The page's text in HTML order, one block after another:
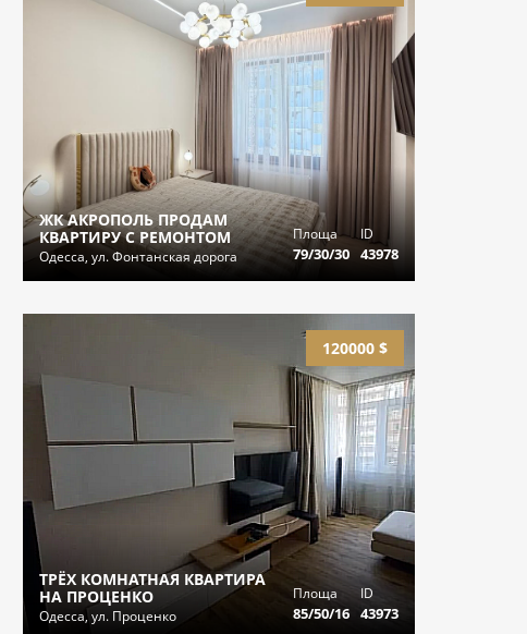
ЖК АКРОПОЛЬ ПРОДАМ
КВАРТИРУ С РЕМОНТОМ
Одесса, ул. Фонтанская дорога
Площа
79/30/30
ID
43978
120000 $
ТРЁХ КОМНАТНАЯ КВАРТИРА
НА ПРОЦЕНКО
Одесса, ул. Проценко
Площа
85/50/16
ID
43973